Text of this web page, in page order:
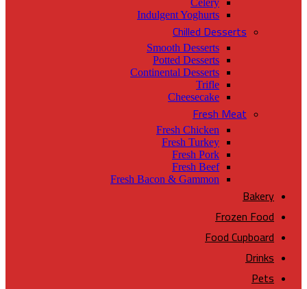
Celery
Indulgent Yoghurts
Chilled Desserts
Smooth Desserts
Potted Desserts
Continental Desserts
Trifle
Cheesecake
Fresh Meat
Fresh Chicken
Fresh Turkey
Fresh Pork
Fresh Beef
Fresh Bacon & Gammon
Bakery
Frozen Food
Food Cupboard
Drinks
Pets